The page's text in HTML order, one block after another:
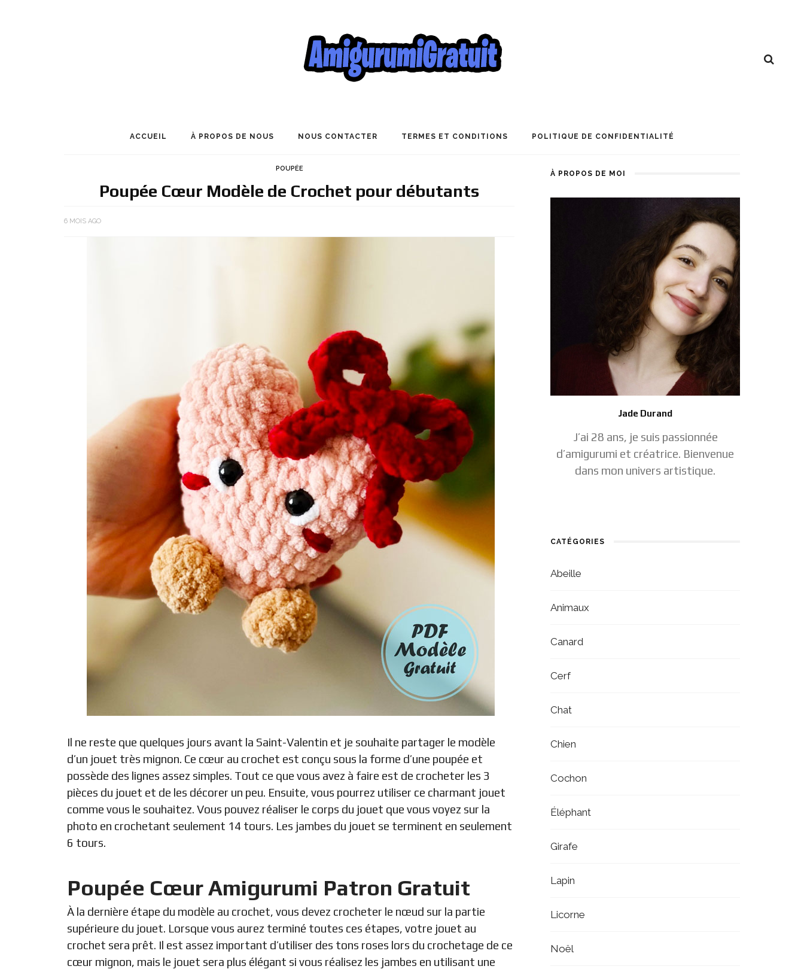
ACCUEIL À PROPOS DE NOUS NOUS CONTACTER TERMES ET CONDITIONS POLITIQUE DE CONFIDENTIALITÉ
POUPÉE
Poupée Cœur Modèle de Crochet pour débutants
6 MOIS AGO
Il ne reste que quelques jours avant la Saint-Valentin et je souhaite partager le modèle
d’un jouet très mignon. Ce cœur au crochet est conçu sous la forme d’une poupée et
possède des lignes assez simples. Tout ce que vous avez à faire est de crocheter les 3
pièces du jouet et de les décorer un peu. Ensuite, vous pourrez utiliser ce charmant jouet
comme vous le souhaitez. Vous pouvez réaliser le corps du jouet que vous voyez sur la
photo en crochetant seulement 14 tours. Les jambes du jouet se terminent en seulement
6 tours.
Poupée Cœur Amigurumi Patron Gratuit
À la dernière étape du modèle au crochet, vous devez crocheter le nœud sur la partie
supérieure du jouet. Lorsque vous aurez terminé toutes ces étapes, votre jouet au
crochet sera prêt. Il est assez important d’utiliser des tons roses lors du crochetage de ce
cœur mignon, mais le jouet sera plus élégant si vous réalisez les jambes en utilisant une
À PROPOS DE MOI
Jade Durand
J’ai 28 ans, je suis passionnée
d’amigurumi et créatrice. Bienvenue
dans mon univers artistique.
CATÉGORIES
Abeille
Animaux
Canard
Cerf
Chat
Chien
Cochon
Éléphant
Girafe
Lapin
Licorne
Noël